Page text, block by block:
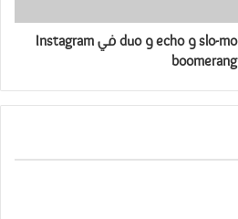
كيفية استخدام تأثيرات slo-mo و echo و duo في Instagram
boomerang